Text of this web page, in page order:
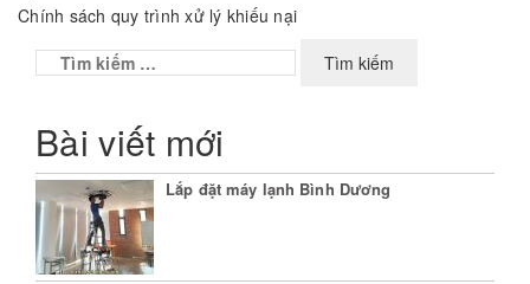
Chính sách quy trình xử lý khiếu nại
Tìm
kiếm
Bài viết mới
Lắp đặt máy lạnh Bình Dương